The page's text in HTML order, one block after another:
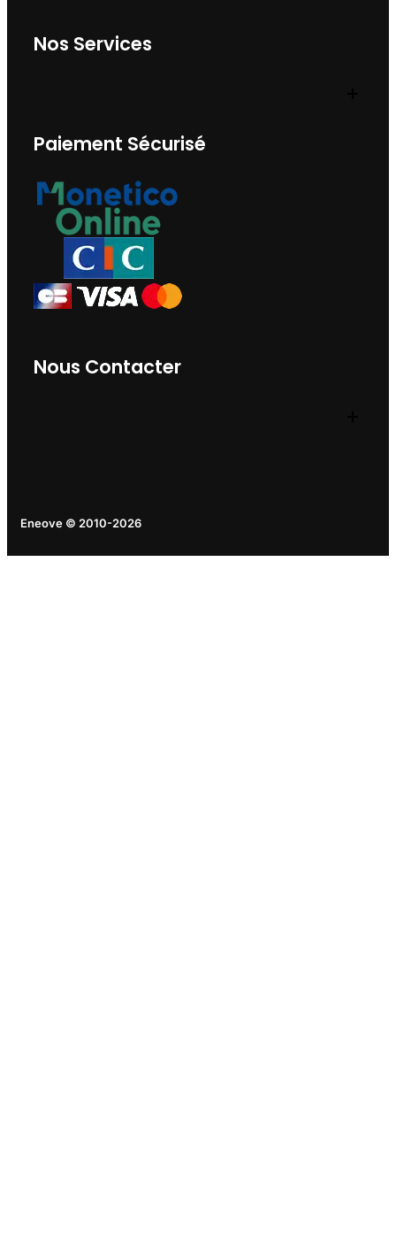
Nos Services
Paiement Sécurisé
Nous Contacter
Eneove © 2010-2026